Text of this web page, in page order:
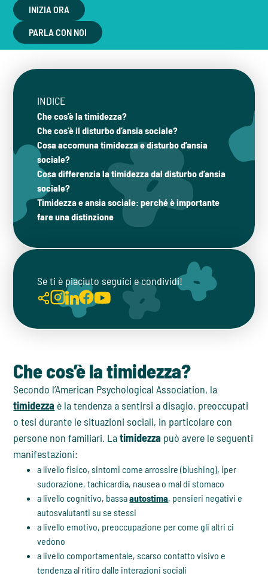
INIZIA ORA
PARLA CON NOI
INDICE
Che cos’è la timidezza?
Che cos’è il disturbo d’ansia sociale?
Cosa accomuna timidezza e disturbo d’ansia
sociale?
Cosa differenzia la timidezza dal disturbo d’ansia
sociale?
Timidezza e ansia sociale: perché è importante
fare una distinzione
Se ti è piaciuto seguici e condividi!
Che cos’è la timidezza?
Secondo l’American Psychological Association, la
timidezza è la tendenza a sentirsi a disagio, preoccupati
o tesi durante le situazioni sociali, in particolare con
persone non familiari. Latimidezza può avere le seguenti
manifestazioni:
a livello fisico, sintomi come arrossire (blushing), iper
sudorazione, tachicardia, nausea o mal di stomaco
a livello cognitivo, bassaautostima, pensieri negativi e
autosvalutanti su se stessi
a livello emotivo, preoccupazione per come gli altri ci
vedono
a livello comportamentale, scarso contatto visivo e
tendenza al ritiro dalle interazioni sociali